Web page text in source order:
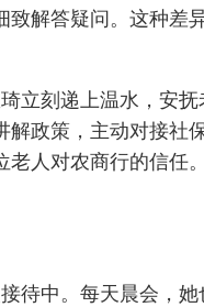
解答疑问。这种差
立刻递上温水，安
政策，主动对接社
人对农商行的信任
待中。每天晨会，